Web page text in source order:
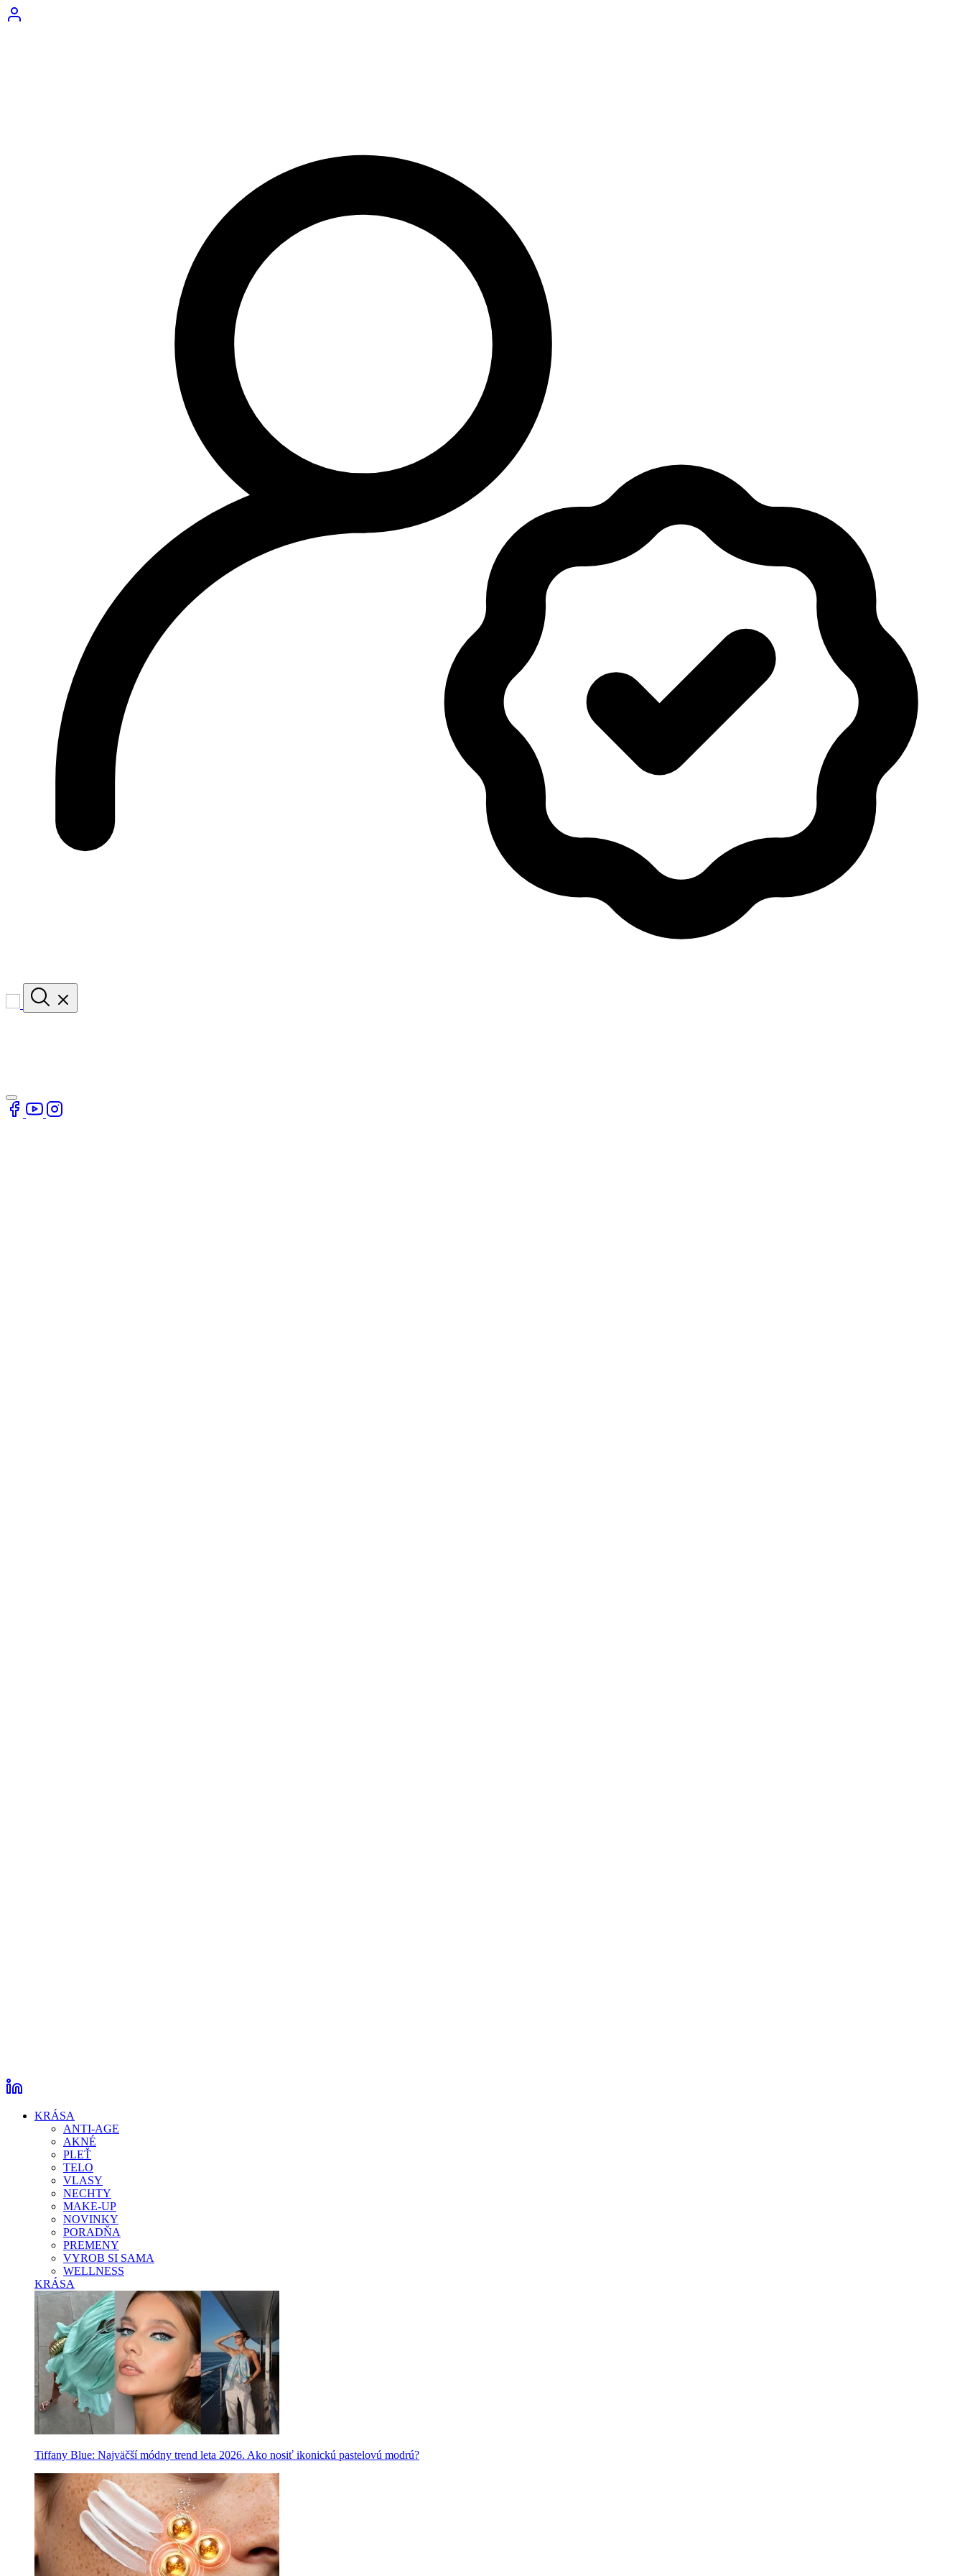
KRÁSA
ANTI-AGE
AKNÉ
PLEŤ
TELO
VLASY
NECHTY
MAKE-UP
NOVINKY
PORADŇA
PREMENY
VYROB SI SAMA
WELLNESS
KRÁSA
Tiffany Blue: Najväčší módny trend leta 2026. Ako nosiť ikonickú pastelovú modrú?